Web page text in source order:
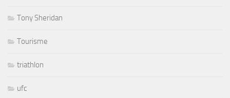
Tony Sheridan
Tourisme
triathlon
ufc